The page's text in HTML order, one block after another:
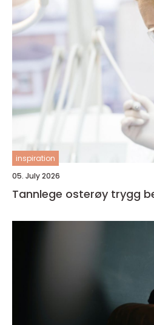
inspiration
05. July 2026
Tannlege